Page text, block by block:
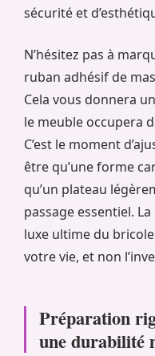
sécurité et
N’hésitez pas à
ruban adhésif de
Cela vous donnera
le meuble occupera
C’est le moment
être qu’une forme
qu’un plateau
passage essentiel.
luxe ultime du
votre vie, et non
Préparation
une durabilité